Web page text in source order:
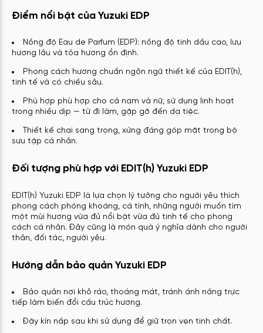
Điểm nổi bật của Yuzuki EDP
Nồng độ Eau de Parfum (EDP): nồng độ tinh dầu cao, lưu
hương lâu và tỏa hương ổn định.
Phong cách hương chuẩn ngôn ngữ thiết kế của EDIT(h),
tinh tế và có chiều sâu.
Phù hợp phù hợp cho cả nam và nữ, sử dụng linh hoạt
trong nhiều dịp — từ đi làm, gặp gỡ đến dạ tiệc.
Thiết kế chai sang trọng, xứng đáng góp mặt trong bộ
sưu tập cá nhân.
Đối tượng phù hợp với EDIT(h) Yuzuki EDP
EDIT(h) Yuzuki EDP là lựa chọn lý tưởng cho người yêu thích
phong cách phóng khoáng, cá tính, những người muốn tìm
một mùi hương vừa đủ nổi bật vừa đủ tinh tế cho phong
cách cá nhân. Đây cũng là món quà ý nghĩa dành cho người
thân, đối tác, người yêu.
Hướng dẫn bảo quản Yuzuki EDP
Bảo quản nơi khô ráo, thoáng mát, tránh ánh nắng trực
tiếp làm biến đổi cấu trúc hương.
Đậy kín nắp sau khi sử dụng để giữ trọn vẹn tinh chất.